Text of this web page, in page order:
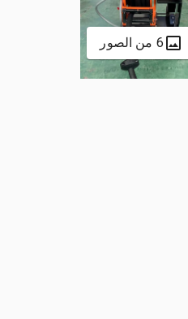
6 من الصور